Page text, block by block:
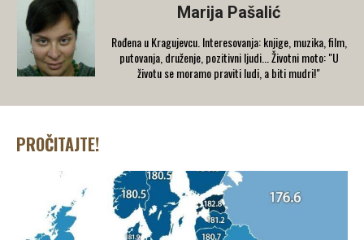
Marija Pašalić
​Rođena u Kragujevcu. Interesovanja: knjige, muzika, film,
putovanja, druženje, pozitivni ljudi... Životni moto: "U
životu se moramo praviti ludi, a biti mudri!"
PROČITAJTE!